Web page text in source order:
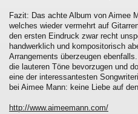
Fazit: Das achte Album von Aimee
welches wieder vermehrt auf
den ersten Eindruck zwar recht
handwerklich und kompositorisch
Arrangements überzeugen
die lauteren Töne bevorzugen und
eine der interessantesten
bei Aimee Mann: keine Liebe auf
http://www.aimeemann.com/